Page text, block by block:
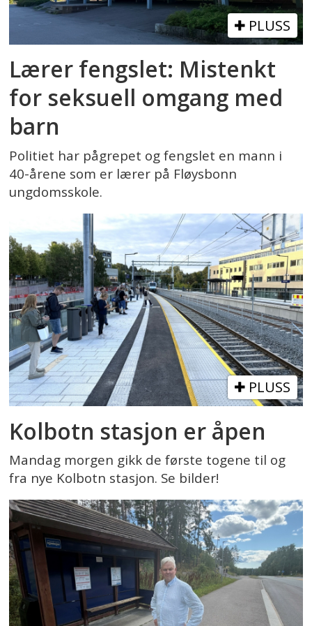
PLUSS
Lærer fengslet: Mistenkt
for seksuell omgang med
barn
Politiet har pågrepet og fengslet en mann i
40-årene som er lærer på Fløysbonn
ungdomsskole.
PLUSS
Kolbotn stasjon er åpen
Mandag morgen gikk de første togene til og
fra nye Kolbotn stasjon. Se bilder!